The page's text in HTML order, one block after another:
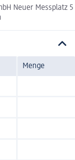
Neuer Messplatz 5
Menge